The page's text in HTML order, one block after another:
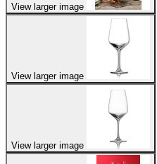
View larger image
View larger image
View larger image